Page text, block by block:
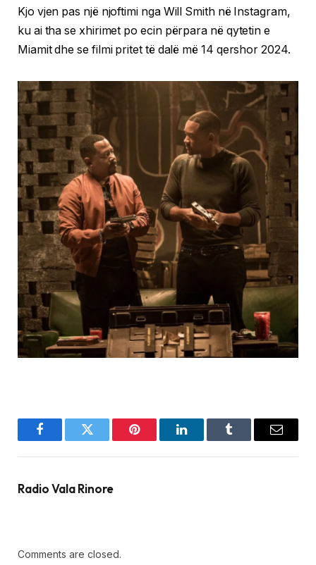
Kjo vjen pas një njoftimi nga Will Smith në Instagram,
ku ai tha se xhirimet po ecin përpara në qytetin e
Miamit dhe se filmi pritet të dalë më 14 qershor 2024.
FacebookTwitter Pinterest LinkedInTumblr Email
Radio Vala Rinore
Comments are closed.